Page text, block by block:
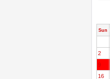
Sun
2
9
16